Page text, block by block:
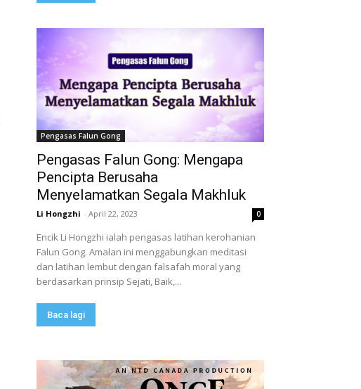
Pengasas Falun Gong
Pengasas Falun Gong: Mengapa
Pencipta Berusaha
Menyelamatkan Segala Makhluk
Li Hongzhi - April 22, 2023 0
Encik Li Hongzhi ialah pengasas latihan kerohanian
Falun Gong. Amalan ini menggabungkan meditasi
dan latihan lembut dengan falsafah moral yang
berdasarkan prinsip Sejati, Baik,...
Baca lagi